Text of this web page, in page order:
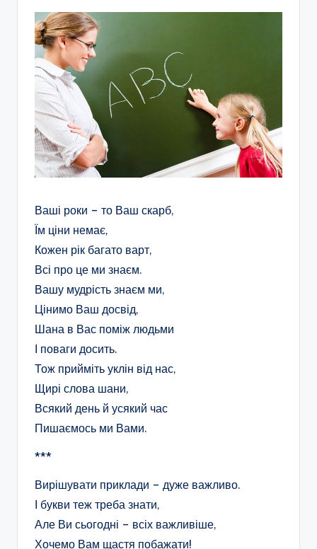
Ваші роки – то Ваш скарб,
Їм ціни немає,
Кожен рік багато варт,
Всі про це ми знаєм.
Вашу мудрість знаєм ми,
Цінимо Ваш досвід,
Шана в Вас поміж людьми
І поваги досить.
Тож прийміть уклін від нас,
Щирі слова шани,
Всякий день й усякий час
Пишаємось ми Вами.
***
Вирішувати приклади – дуже важливо.
І букви теж треба знати,
Але Ви сьогодні – всіх важливіше,
Хочемо Вам щастя побажати!